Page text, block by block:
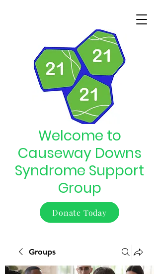
Welcome to
Causeway Downs
Syndrome Support
Group
Donate Today
Groups